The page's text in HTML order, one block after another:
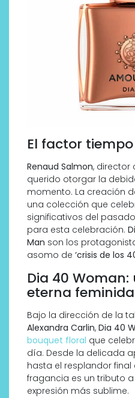
El factor
Renaud Salmon, director
querido otorgar la
momento. La creación
una colección que
significativos del
para esta celebración.
Man son los
asomo de ‘crisis de los
Dia 40
eterna
Bajo la dirección de la
Alexandra Carlin, Dia 40
bouquet floral que
día. Desde la delicada
hasta el resplandor final
fragancia es un tributo
expresión más sublime.